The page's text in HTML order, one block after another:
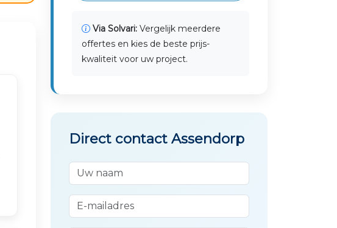
Via Solvari: Vergelijk meerdere
offertes en kies de beste prijs-
kwaliteit voor uw project.
Direct contact Assendorp
Uw naam
E-mailadres